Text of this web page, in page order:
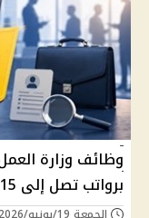
برواتب تصل إلى 15 ألف جنيه
الجمعة 19/يونيو/2026 - 03:39 م